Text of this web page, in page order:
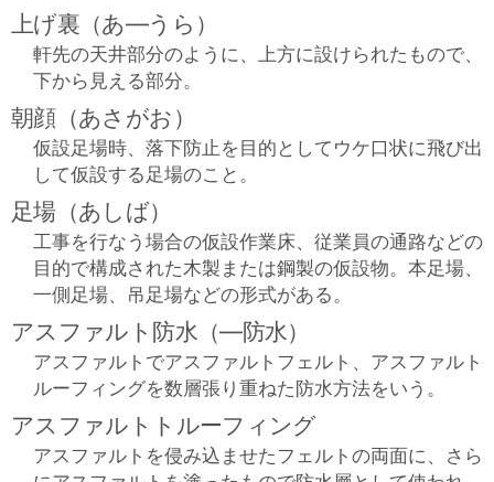
上げ裏（あ―うら）
軒先の天井部分のように、上方に設けられたもので、
下から見える部分。
朝顔（あさがお）
仮設足場時、落下防止を目的としてウケ口状に飛び出
して仮設する足場のこと。
足場（あしば）
工事を行なう場合の仮設作業床、従業員の通路などの
目的で構成された木製または鋼製の仮設物。本足場、
一側足場、吊足場などの形式がある。
アスファルト防水（―防水）
アスファルトでアスファルトフェルト、アスファルト
ルーフィングを数層張り重ねた防水方法をいう。
アスファルトトルーフィング
アスファルトを侵み込ませたフェルトの両面に、さら